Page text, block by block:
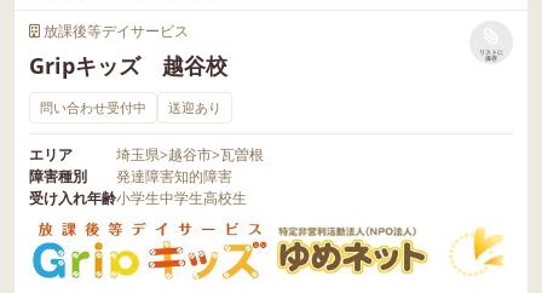
放課後等デイサービス
Gripキッズ 越谷校
リストに
保存
問い合わせ受付中 送迎あり
エリア 埼玉県>越谷市>瓦曽根
障害種別
発達障害知的障害
受け入れ年齢小学生中学生高校生